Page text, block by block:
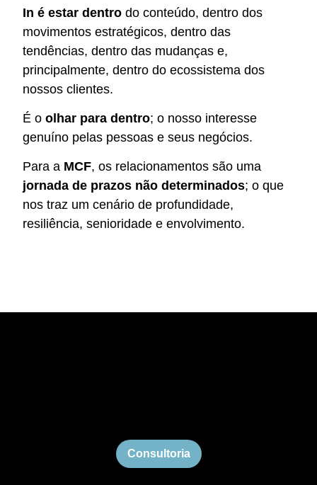
In é estar dentro do conteúdo, dentro dos
movimentos estratégicos, dentro das
tendências, dentro das mudanças e,
principalmente, dentro do ecossistema dos
nossos clientes.
É o olhar para dentro; o nosso interesse
genuíno pelas pessoas e seus negócios.
Para a MCF, os relacionamentos são uma
jornada de prazos não determinados; o que
nos traz um cenário de profundidade,
resiliência, senioridade e envolvimento.
Consultoria